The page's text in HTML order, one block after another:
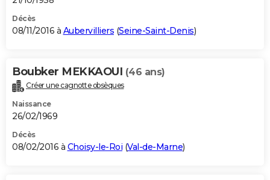
Décès
08/11/2016 à Aubervilliers (Seine-Saint-Denis)
Boubker MEKKAOUI (46 ans)
Créer une cagnotte obsèques
Naissance
26/02/1969
Décès
08/02/2016 à Choisy-le-Roi (Val-de-Marne)